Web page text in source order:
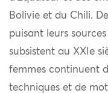
Bolivie et du Chili.
puisant leurs
subsistent au XXIe
femmes continuent
techniques et de